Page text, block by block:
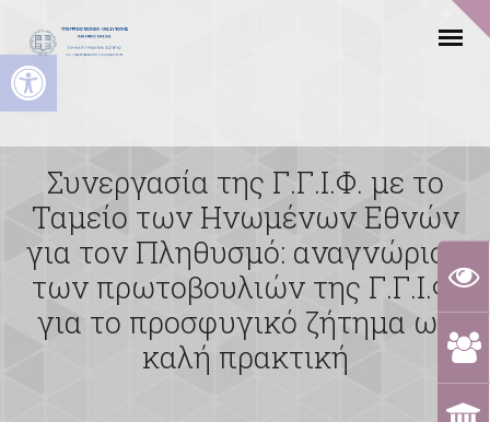
Ανοίξτε τη γραμμή εργαλείων
Συνεργασία της Γ.Γ.Ι.Φ. με το
Ταμείο των Ηνωμένων Εθνών
για τον Πληθυσμό: αναγνώριση
των πρωτοβουλιών της Γ.Γ.Ι.Φ.
για το προσφυγικό ζήτημα ως
καλή πρακτική